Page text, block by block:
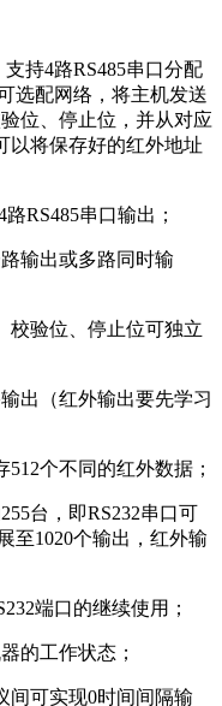
持4路RS485串口分配
选配网络，将主机发送
位、停止位，并从对应
以将保存好的红外地址
RS485串口输出；
输出或多路同时输
校验位、停止位可独立
出（红外输出要先学习
个不同的红外数据；
台，即RS232串口可
至1020个输出，红外输
端口的继续使用；
的工作状态；
间可实现0时间间隔输